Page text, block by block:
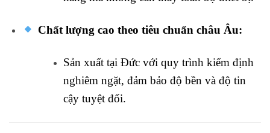
Chất lượng cao theo tiêu chuẩn châu Âu:
Sản xuất tại Đức với quy trình kiểm định
nghiêm ngặt, đảm bảo độ bền và độ tin
cậy tuyệt đối.